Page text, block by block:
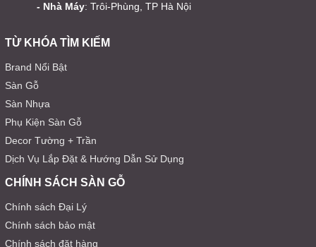
- Nhà Máy: Trôi-Phùng, TP Hà Nội
TỪ KHÓA TÌM KIẾM
Brand Nổi Bật
Sàn Gỗ
Sàn Nhựa
Phụ Kiện Sàn Gỗ
Decor Tường + Trần
Dịch Vụ Lắp Đặt & Hướng Dẫn Sử Dụng
CHÍNH SÁCH SÀN GỖ
Chính sách Đại Lý
Chính sách bảo mật
Chính sách đặt hàng